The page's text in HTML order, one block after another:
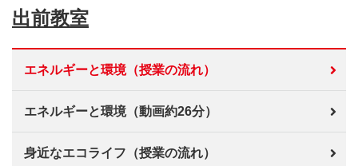
出前教室
エネルギーと環境（授業の流れ）
エネルギーと環境（動画約26分）
身近なエコライフ（授業の流れ）